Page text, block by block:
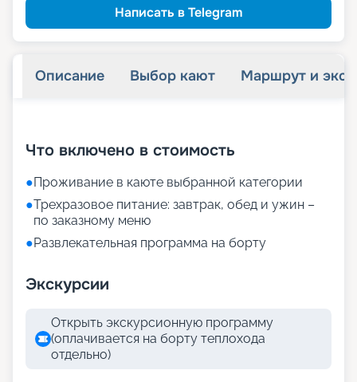
Написать в Telegram
Описание Выбор кают Маршрут и
Что включено в стоимость
●Проживание в каюте выбранной категории
●Трехразовое питание: завтрак, обед и ужин –
по заказному меню
●Развлекательная программа на борту
Экскурсии
Открыть экскурсионную программу
(оплачивается на борту теплохода
отдельно)